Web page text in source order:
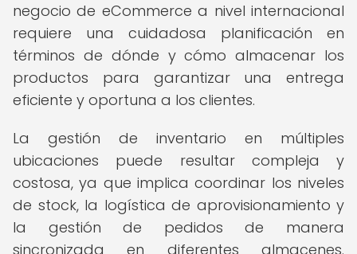
negocio de eCommerce a nivel internacional
requiere una cuidadosa planificación en
términos de dónde y cómo almacenar los
productos para garantizar una entrega
eficiente y oportuna a los clientes.
La gestión de inventario en múltiples
ubicaciones puede resultar compleja y
costosa, ya que implica coordinar los niveles
de stock, la logística de aprovisionamiento y
la gestión de pedidos de manera
sincronizada en diferentes almacenes.